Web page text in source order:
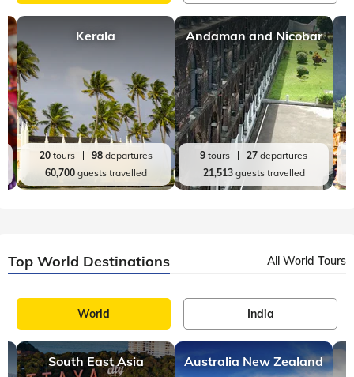
Kerala
20tours 98departures
60,700guests travelled
Andaman and Nicobar
9 tours 27 departures
21,513guests travelled
Top World Destinations All World Tours
World India
South East Asia Australia New Zealand